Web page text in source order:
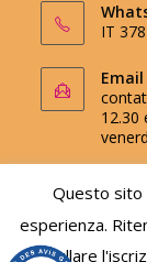
IT
Email
12.30
Questo sito
esperienza.
annullare
Utilizza il